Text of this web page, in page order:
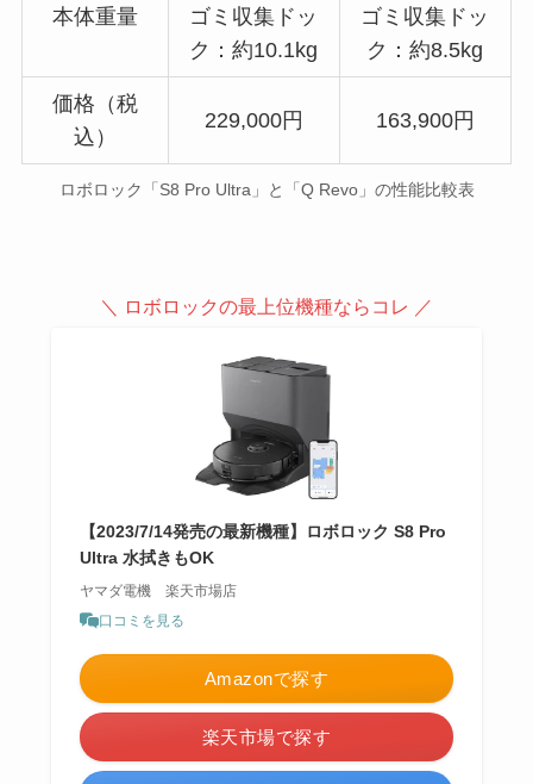
本体重量
ゴミ収集ドッ
ク：約10.1kg
ゴミ収集ドッ
ク：約8.5kg
価格（税
込）
229,000円 163,900円
ロボロック「S8 Pro Ultra」と「Q Revo」の性能比較表
＼ ロボロックの最上位機種ならコレ ／
【2023/7/14発売の最新機種】ロボロック S8 Pro
Ultra 水拭きもOK
ヤマダ電機 楽天市場店
口コミを見る
Amazonで探す
楽天市場で探す